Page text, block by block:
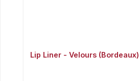
Lip Liner - Velours (Bordeaux)